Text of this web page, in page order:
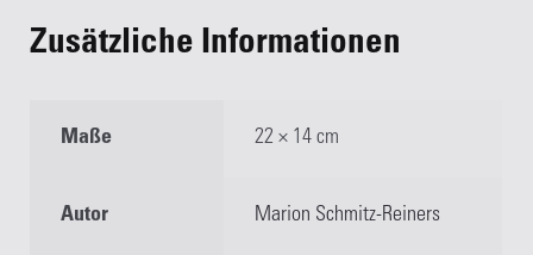
Zusätzliche Informationen
Maße 22 × 14 cm
Autor Marion Schmitz-Reiners